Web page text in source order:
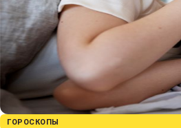
ГОРОСКОПЫ